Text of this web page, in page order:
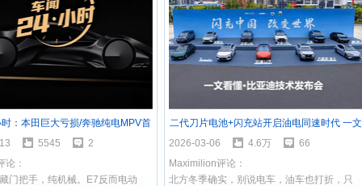
：本田巨大亏损/奔驰纯电MPV首
发/新能源渗透率突破50%
5545
2
论：
门把手，纯机械。E7反而电动
二代刀片电池+闪充站开启油电同速时代 一文
看懂比亚迪技术发布会
2026-03-06 4.6万
66
Maximilion评论：
北方冬季确实，别说电车，油车也打折，只